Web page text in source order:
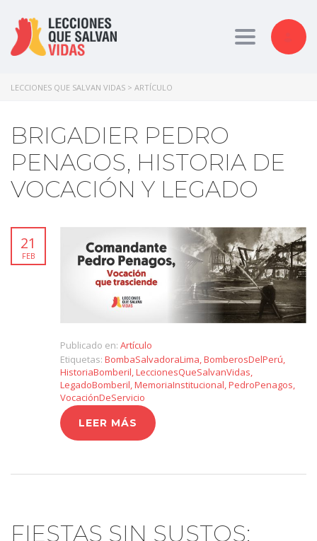
Toggle
LECCIONES QUE SALVAN VIDAS > ARTÍCULO
BRIGADIER PEDRO
PENAGOS, HISTORIA DE
VOCACIÓN Y LEGADO
21
FEB
Publicado en: Artículo
Etiquetas: BombaSalvadoraLima,BomberosDelPerú,
HistoriaBomberil,LeccionesQueSalvanVidas,
LegadoBomberil,MemoriaInstitucional,PedroPenagos,
VocaciónDeServicio
LEER MÁS
FIESTAS SIN SUSTOS: